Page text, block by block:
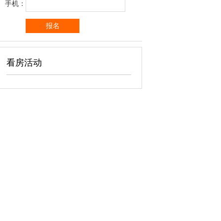
手机：
看房活动